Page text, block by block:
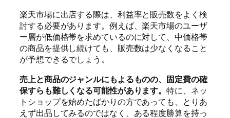
楽天市場に出店する際は、利益率と販売数をよく検
討する必要があります。例えば、楽天市場のユーザ
ー層が低価格帯を求めているのに対して、中価格帯
の商品を提供し続けても、販売数は少なくなること
が予想できるでしょう。
売上と商品のジャンルにもよるものの、固定費の確
保すらも難しくなる可能性があります。特に、ネッ
トショップを始めたばかりの方であっても、とりあ
えず出品してみるのではなく、ある程度勝算を持っ